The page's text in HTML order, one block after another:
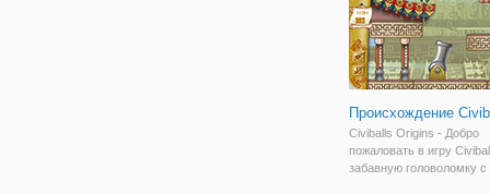
Происхождение
Civiballs Origins - Добро
пожаловать в игру
забавную головоломку с